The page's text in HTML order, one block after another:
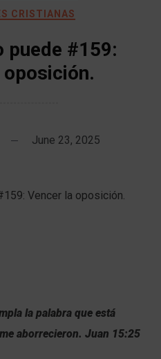
CRISTIANAS
puede #159:
June 23, 2025
la palabra que está
aborrecieron. Juan 15:25